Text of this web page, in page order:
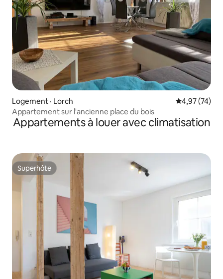
Logement · Lorch Note
4,97 (74)
Appartement sur l'ancienne place du bois
Appartements à louer avec climatisation
Superhôte
Superhôte